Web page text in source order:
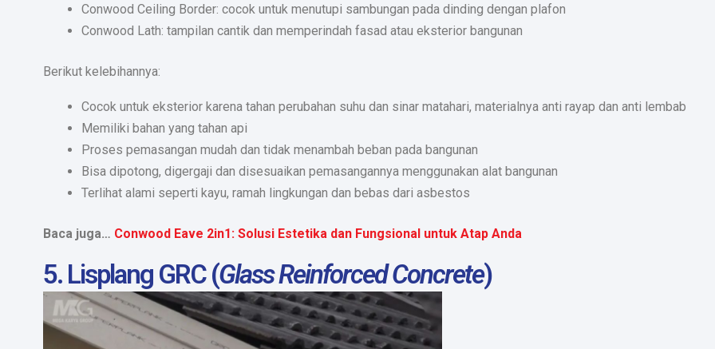
Conwood Ceiling Border: cocok untuk menutupi sambungan pada dinding dengan plafon
Conwood Lath: tampilan cantik dan memperindah fasad atau eksterior bangunan
Berikut kelebihannya:
Cocok untuk eksterior karena tahan perubahan suhu dan sinar matahari, materialnya anti rayap dan anti lembab
Memiliki bahan yang tahan api
Proses pemasangan mudah dan tidak menambah beban pada bangunan
Bisa dipotong, digergaji dan disesuaikan pemasangannya menggunakan alat bangunan
Terlihat alami seperti kayu, ramah lingkungan dan bebas dari asbestos
Baca juga… Conwood Eave 2in1: Solusi Estetika dan Fungsional untuk Atap Anda
5. Lisplang GRC (Glass Reinforced Concrete)